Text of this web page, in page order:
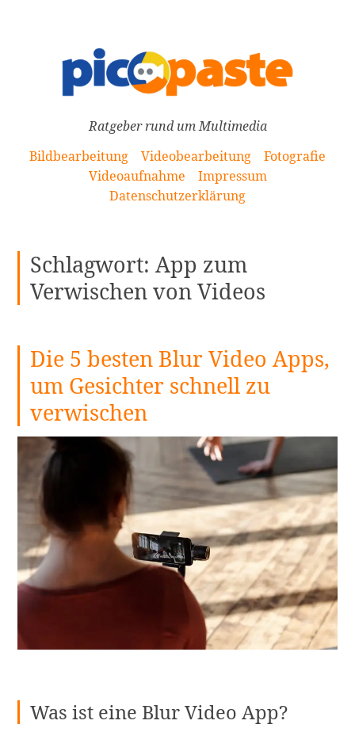
Ratgeber rund um Multimedia
Bildbearbeitung
Videobearbeitung
Fotografie
Videoaufnahme
Impressum
Datenschutzerklärung
Schlagwort:App zum
Verwischen von Videos
Die 5 besten Blur Video Apps,
um Gesichter schnell zu
verwischen
Was ist eine Blur Video App?